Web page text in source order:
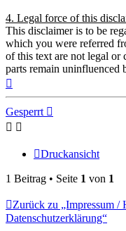
4. Legal force of this
This disclaimer is to be
which you were referred
of this text are not legal or
parts remain uninfluenced
Gesperrt
Druckansicht
1 Beitrag • Seite 1 von 1
Zurück zu „Impressum /
Datenschutzerklärung“